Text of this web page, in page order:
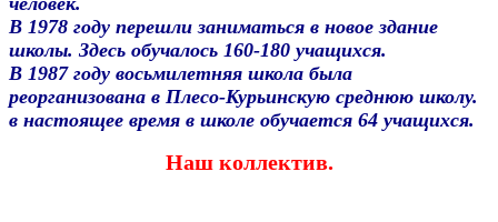
В 1978 году перешли заниматься в новое здание
школы. Здесь обучалось 160-180 учащихся.
В 1987 году восьмилетняя школа была
реорганизована в Плесо-Курьинскую среднюю школу.
в настоящее время в школе обучается 64 учащихся.
Наш коллектив.